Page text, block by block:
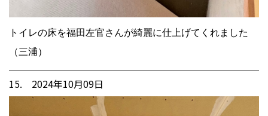
トイレの床を福田左官さんが綺麗に仕上げてくれました
（三浦）
15. 2024年10月09日